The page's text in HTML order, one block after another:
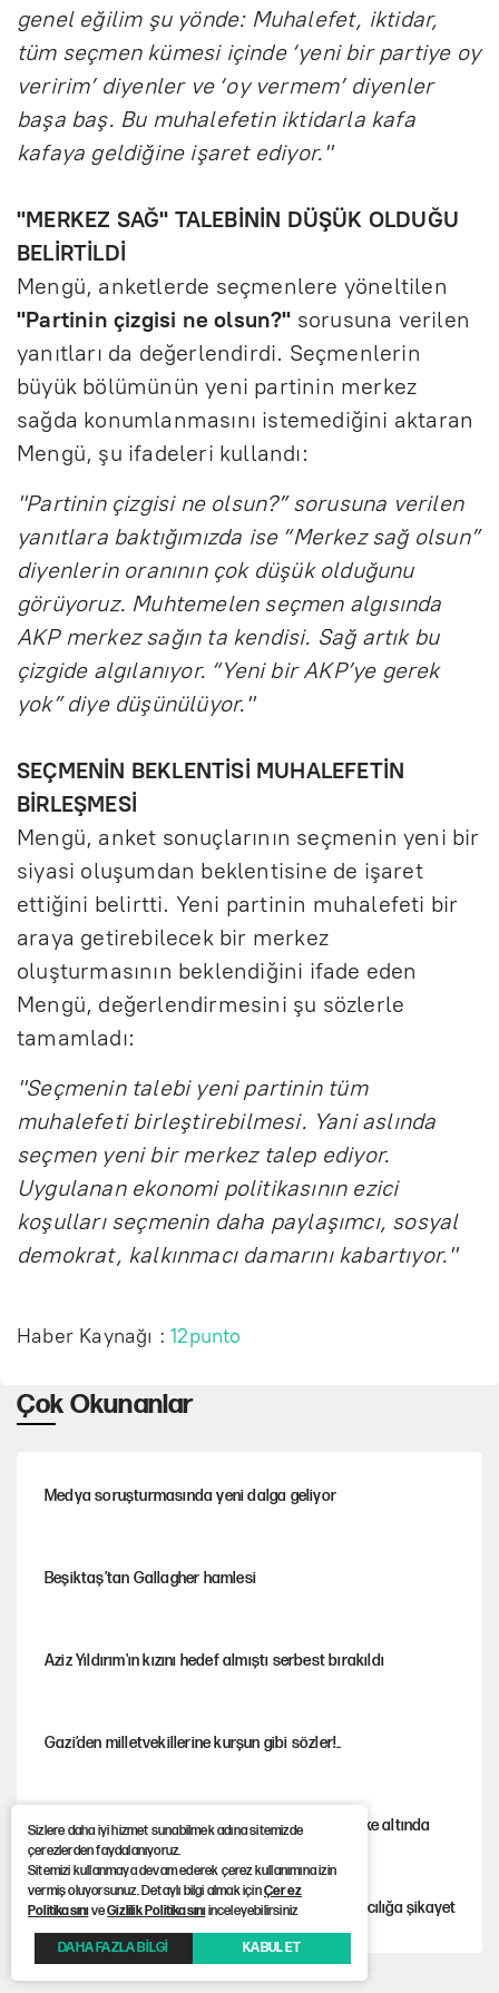
genel eğilim şu yönde: Muhalefet, iktidar,
tüm seçmen kümesi içinde ‘yeni bir partiye oy
veririm’ diyenler ve ‘oy vermem’ diyenler
başa baş. Bu muhalefetin iktidarla kafa
kafaya geldiğine işaret ediyor."
"MERKEZ SAĞ" TALEBİNİN DÜŞÜK OLDUĞU
BELİRTİLDİ
Mengü, anketlerde seçmenlere yöneltilen
"Partinin çizgisi ne olsun?" sorusuna verilen
yanıtları da değerlendirdi. Seçmenlerin
büyük bölümünün yeni partinin merkez
sağda konumlanmasını istemediğini aktaran
Mengü, şu ifadeleri kullandı:
"Partinin çizgisi ne olsun?” sorusuna verilen
yanıtlara baktığımızda ise “Merkez sağ olsun”
diyenlerin oranının çok düşük olduğunu
görüyoruz. Muhtemelen seçmen algısında
AKP merkez sağın ta kendisi. Sağ artık bu
çizgide algılanıyor. “Yeni bir AKP’ye gerek
yok” diye düşünülüyor."
SEÇMENİN BEKLENTİSİ MUHALEFETİN
BİRLEŞMESİ
Mengü, anket sonuçlarının seçmenin yeni bir
siyasi oluşumdan beklentisine de işaret
ettiğini belirtti. Yeni partinin muhalefeti bir
araya getirebilecek bir merkez
oluşturmasının beklendiğini ifade eden
Mengü, değerlendirmesini şu sözlerle
tamamladı:
"Seçmenin talebi yeni partinin tüm
muhalefeti birleştirebilmesi. Yani aslında
seçmen yeni bir merkez talep ediyor.
Uygulanan ekonomi politikasının ezici
koşulları seçmenin daha paylaşımcı, sosyal
demokrat, kalkınmacı damarını kabartıyor."
Haber Kaynağı :12punto
Çok Okunanlar
Medya soruşturmasında yeni dalga geliyor
Beşiktaş’tan Gallagher hamlesi
Aziz Yıldırım'ın kızını hedef almıştı serbest bırakıldı
Gazi’den milletvekillerine kurşun gibi sözler!..
İstanbul’un ciğerleri Belgrad Ormanı büyük tehlike altında
Gürsel Tekin'den YENİ Parti’li genç hakkında savcılığa şikayet
Sizlere daha iyi hizmet sunabilmek adına sitemizde
çerezlerden faydalanıyoruz.
Sitemizi kullanmaya devam ederek çerez kullanımına izin
vermiş oluyorsunuz. Detaylı bilgi almak içinÇerez
PolitikasınıveGizlilik Politikasınıinceleyebilirsiniz
DAHA FAZLA BİLGİ KABUL ET